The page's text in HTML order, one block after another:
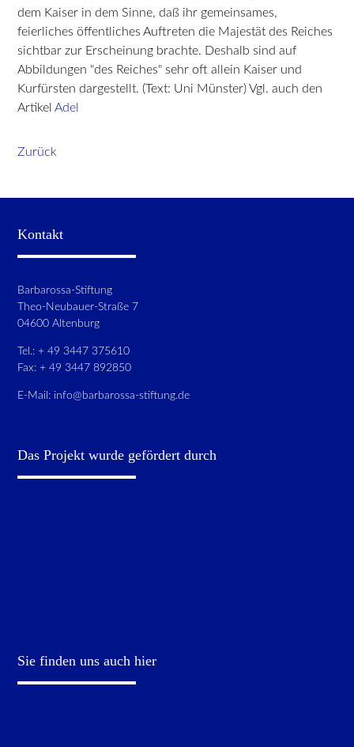
dem Kaiser in dem Sinne, daß ihr gemeinsames,
feierliches öffentliches Auftreten die Majestät des Reiches
sichtbar zur Erscheinung brachte. Deshalb sind auf
Abbildungen "des Reiches" sehr oft allein Kaiser und
Kurfürsten dargestellt. (Text: Uni Münster) Vgl. auch den
ArtikelAdel
Zurück
Kontakt
Barbarossa-Stiftung
Theo-Neubauer-Straße 7
04600 Altenburg
Tel.: + 49 3447 375610
Fax: + 49 3447 892850
E-Mail: info@barbarossa-stiftung.de
Das Projekt wurde gefördert durch
Sie finden uns auch hier